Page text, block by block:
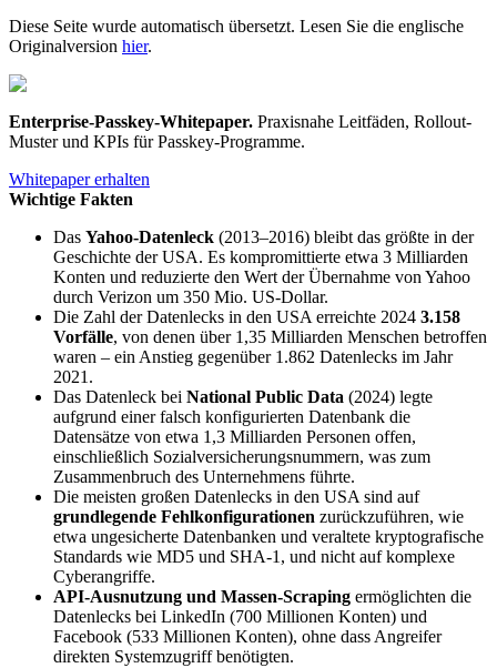
Diese Seite wurde automatisch übersetzt. Lesen Sie die englische
Originalversion hier.
Enterprise-Passkey-Whitepaper. Praxisnahe Leitfäden, Rollout-
Muster und KPIs für Passkey-Programme.
Whitepaper erhalten
Wichtige Fakten
Das Yahoo-Datenleck (2013–2016) bleibt das größte in der
Geschichte der USA. Es kompromittierte etwa 3 Milliarden
Konten und reduzierte den Wert der Übernahme von Yahoo
durch Verizon um 350 Mio. US-Dollar.
Die Zahl der Datenlecks in den USA erreichte 2024 3.158
Vorfälle, von denen über 1,35 Milliarden Menschen betroffen
waren – ein Anstieg gegenüber 1.862 Datenlecks im Jahr
2021.
Das Datenleck bei National Public Data (2024) legte
aufgrund einer falsch konfigurierten Datenbank die
Datensätze von etwa 1,3 Milliarden Personen offen,
einschließlich Sozialversicherungsnummern, was zum
Zusammenbruch des Unternehmens führte.
Die meisten großen Datenlecks in den USA sind auf
grundlegende Fehlkonfigurationen zurückzuführen, wie
etwa ungesicherte Datenbanken und veraltete kryptografische
Standards wie MD5 und SHA-1, und nicht auf komplexe
Cyberangriffe.
API-Ausnutzung und Massen-Scraping ermöglichten die
Datenlecks bei LinkedIn (700 Millionen Konten) und
Facebook (533 Millionen Konten), ohne dass Angreifer
direkten Systemzugriff benötigten.